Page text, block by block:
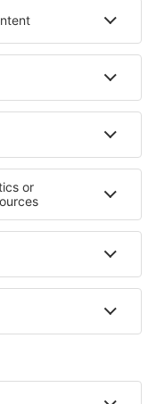
în Syros
East Frisian Islands
Forest
in Calabria